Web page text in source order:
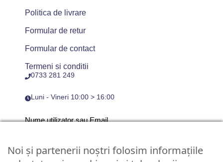
Politica de livrare
Formular de retur
Formular de contact
Termeni si conditii
0733 281 249
Luni - Vineri 10:00 > 16:00
Nume utilizator sau Email
Parola
Noi și partenerii noștri folosim informațiile